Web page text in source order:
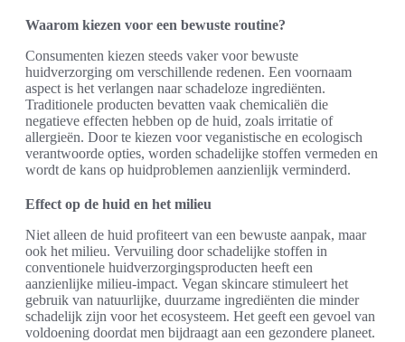
Waarom kiezen voor een bewuste routine?
Consumenten kiezen steeds vaker voor bewuste
huidverzorging om verschillende redenen. Een voornaam
aspect is het verlangen naar schadeloze ingrediënten.
Traditionele producten bevatten vaak chemicaliën die
negatieve effecten hebben op de huid, zoals irritatie of
allergieën. Door te kiezen voor veganistische en ecologisch
verantwoorde opties, worden schadelijke stoffen vermeden en
wordt de kans op huidproblemen aanzienlijk verminderd.
Effect op de huid en het milieu
Niet alleen de huid profiteert van een bewuste aanpak, maar
ook het milieu. Vervuiling door schadelijke stoffen in
conventionele huidverzorgingsproducten heeft een
aanzienlijke milieu-impact. Vegan skincare stimuleert het
gebruik van natuurlijke, duurzame ingrediënten die minder
schadelijk zijn voor het ecosysteem. Het geeft een gevoel van
voldoening doordat men bijdraagt aan een gezondere planeet.